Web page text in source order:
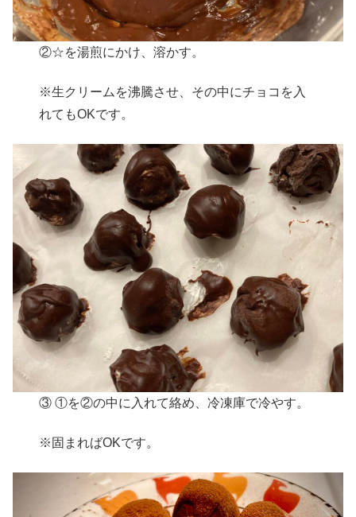
②☆を湯煎にかけ、溶かす。
※生クリームを沸騰させ、その中にチョコを入
れてもOKです。
③ ①を②の中に入れて絡め、冷凍庫で冷やす。
※固まればOKです。